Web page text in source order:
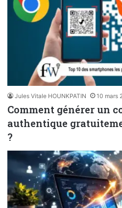
Jules Vitale HOUNKPATIN 10 mars
Comment générer un
authentique
?